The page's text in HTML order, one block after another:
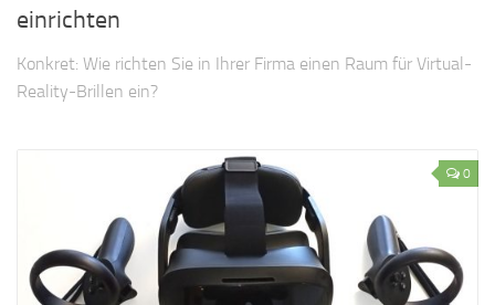
einrichten
Konkret: Wie richten Sie in Ihrer Firma einen Raum für Virtual-
Reality-Brillen ein?
0